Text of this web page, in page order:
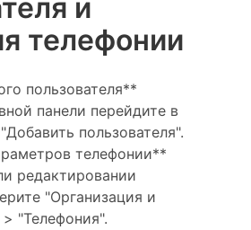
и
телефонии
пользователя**
панели перейдите в
пользователя".
телефонии**
редактировании
"Организация и
"Телефония".